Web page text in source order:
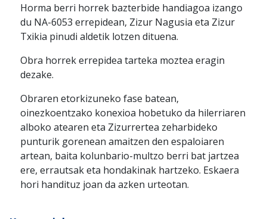
Horma berri horrek bazterbide handiagoa izango
du NA-6053 errepidean, Zizur Nagusia eta Zizur
Txikia pinudi aldetik lotzen dituena.
Obra horrek errepidea tarteka moztea eragin
dezake.
Obraren etorkizuneko fase batean,
oinezkoentzako konexioa hobetuko da hilerriaren
alboko atearen eta Zizurrertea zeharbideko
punturik gorenean amaitzen den espaloiaren
artean, baita kolunbario-multzo berri bat jartzea
ere, errautsak eta hondakinak hartzeko. Eskaera
hori handituz joan da azken urteotan.